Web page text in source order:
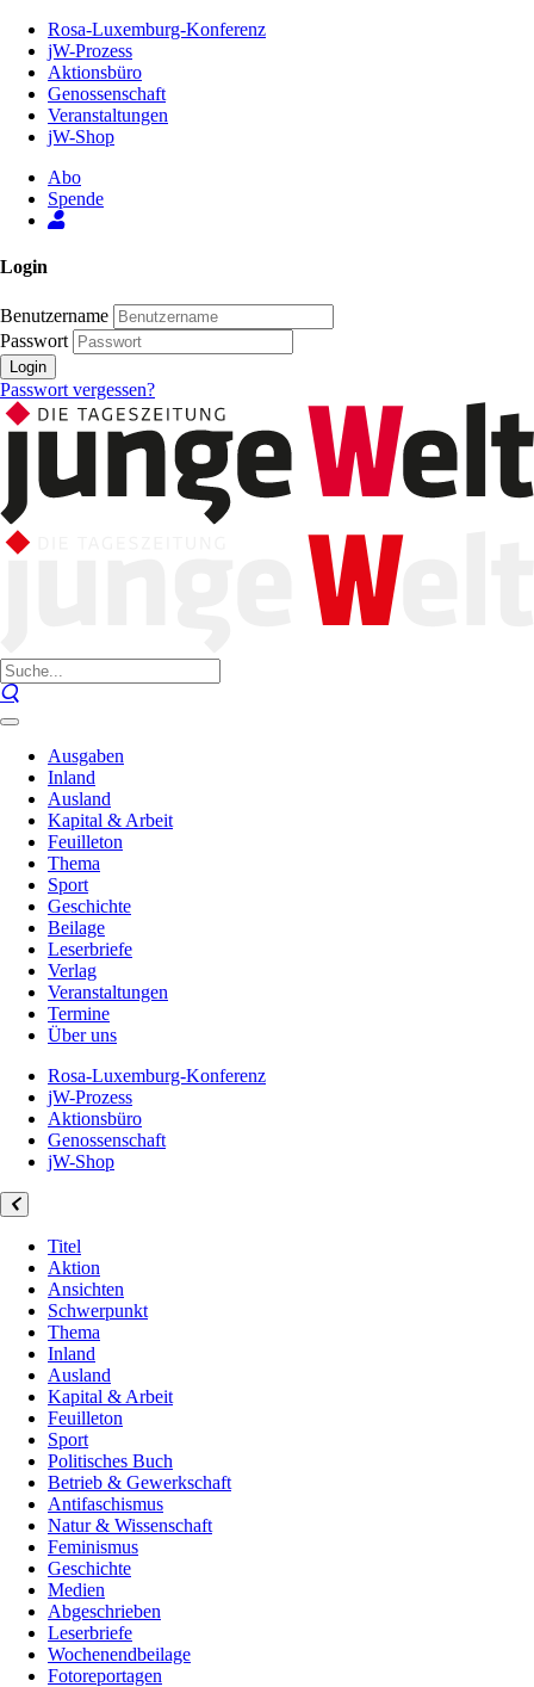
Inhalt
Seite
Rosa-Luxemburg-Konferenz
jW-Prozess
Aktionsbüro
Genossenschaft
Veranstaltungen
jW-Shop
Abo
Spende
Login
Benutzername
Passwort
Login
Passwort vergessen?
Ausgaben
Inland
Ausland
Kapital & Arbeit
Feuilleton
Thema
Sport
Geschichte
Beilage
Leserbriefe
Verlag
Veranstaltungen
Termine
Über uns
Rosa-Luxemburg-Konferenz
jW-Prozess
Aktionsbüro
Genossenschaft
jW-Shop
Titel
Aktion
Ansichten
Schwerpunkt
Thema
Inland
Ausland
Kapital & Arbeit
Feuilleton
Sport
Politisches Buch
Betrieb & Gewerkschaft
Antifaschismus
Natur & Wissenschaft
Feminismus
Geschichte
Medien
Abgeschrieben
Leserbriefe
Wochenendbeilage
Fotoreportagen